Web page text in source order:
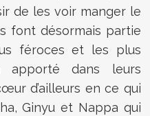
de les voir manger le
font désormais partie
féroces et les plus
apporté dans leurs
d’ailleurs en ce qui
Ginyu et Nappa qui